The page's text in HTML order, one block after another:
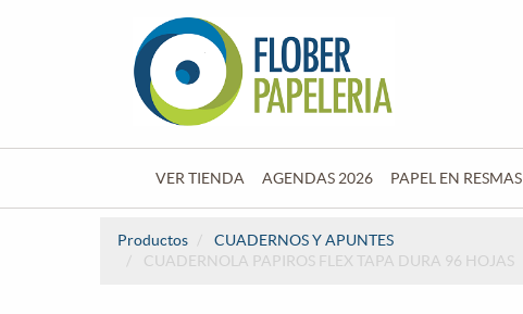
VER TIENDA AGENDAS 2026 PAPEL EN RESMAS
Productos
CUADERNOS Y APUNTES
CUADERNOLA PAPIROS FLEX TAPA DURA 96 HOJAS